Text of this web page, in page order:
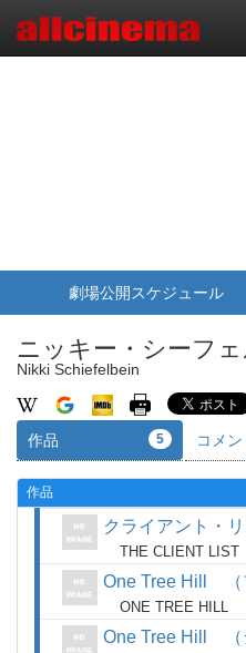
劇場公開スケジュール
ニッキー・シーフ
Nikki Schiefelbein
作品 5 コメン
作品
クライアント・
THE CLIENT LIST
One Tree Hill （
ONE TREE HILL
One Tree Hill （